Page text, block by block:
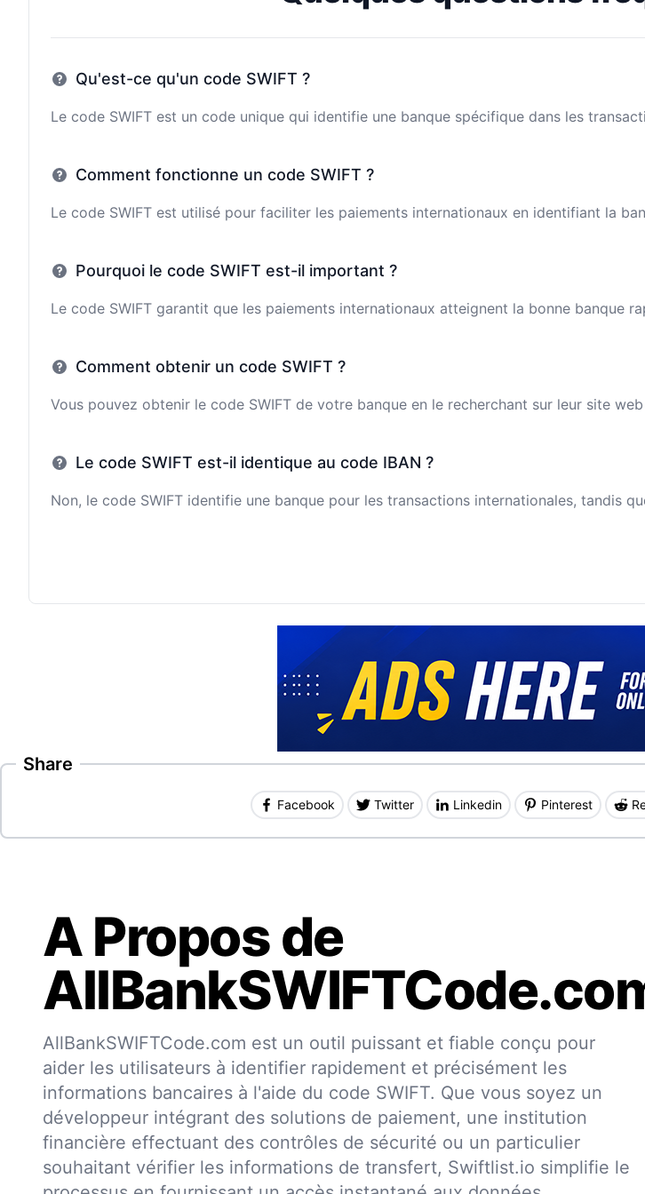
Qu'est-ce qu'un code SWIFT ?
Le code SWIFT est un code unique qui identifie une banque spécifique dans les
Comment fonctionne un code SWIFT ?
Le code SWIFT est utilisé pour faciliter les paiements internationaux en identifiant la
Pourquoi le code SWIFT est-il important ?
Le code SWIFT garantit que les paiements internationaux atteignent la bonne banque
Comment obtenir un code SWIFT ?
Vous pouvez obtenir le code SWIFT de votre banque en le recherchant sur leur site
Le code SWIFT est-il identique au code IBAN ?
Non, le code SWIFT identifie une banque pour les transactions internationales, tandis
Share
Facebook Twitter Linkedin Pinterest
A Propos de
AllBankSWIFTCode.com est un outil puissant et fiable conçu pour
aider les utilisateurs à identifier rapidement et précisément les
informations bancaires à l'aide du code SWIFT. Que vous soyez un
développeur intégrant des solutions de paiement, une institution
financière effectuant des contrôles de sécurité ou un particulier
souhaitant vérifier les informations de transfert, Swiftlist.io simplifie le